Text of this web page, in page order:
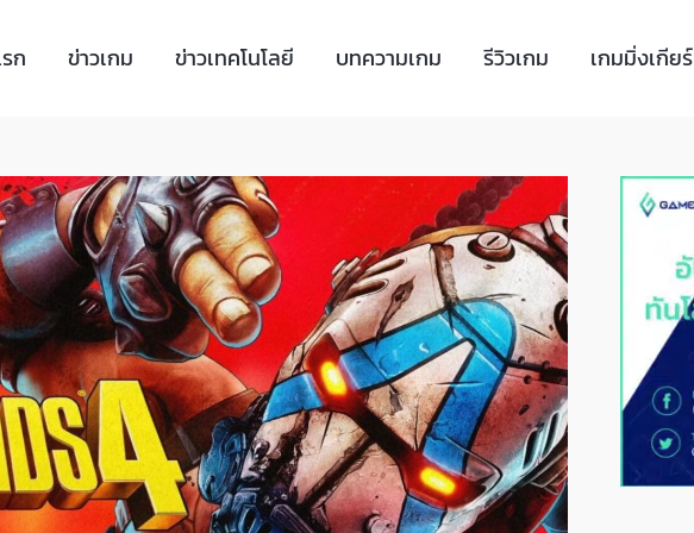
ก ข่าวเกม ข่าวเทคโนโลยี บทความเกม รีวิวเกม เกมมิ่งเกียร์